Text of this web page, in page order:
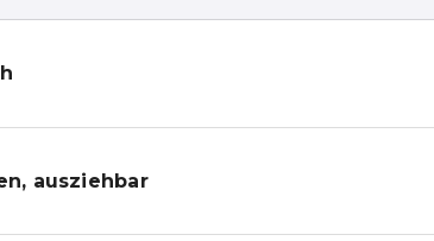
ausziehbar